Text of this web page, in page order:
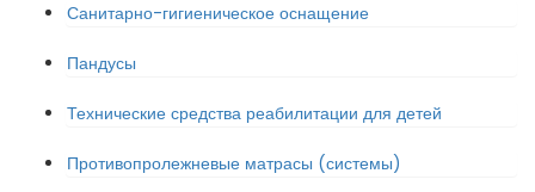
Санитарно-гигиеническое оснащение
Пандусы
Технические средства реабилитации для детей
Противопролежневые матрасы (системы)